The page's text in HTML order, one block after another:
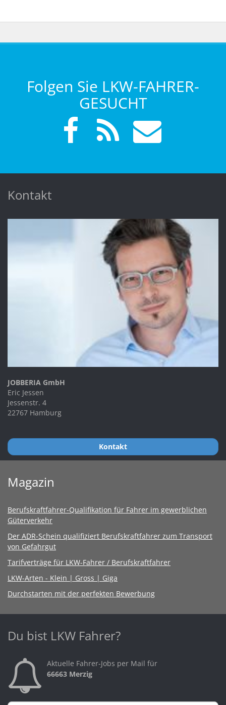
Folgen Sie LKW-FAHRER-
GESUCHT
Kontakt
JOBBERIA GmbH
Eric Jessen
Jessenstr. 4
22767 Hamburg
Kontakt
Magazin
Berufskraftfahrer-Qualifikation für Fahrer im gewerblichen
Güterverkehr
Der ADR-Schein qualifiziert Berufskraftfahrer zum Transport
von Gefahrgut
Tarifverträge für LKW-Fahrer / Berufskraftfahrer
LKW-Arten - Klein | Gross | Giga
Durchstarten mit der perfekten Bewerbung
Du bist LKW Fahrer?
Aktuelle Fahrer-Jobs per Mail für
66663 Merzig